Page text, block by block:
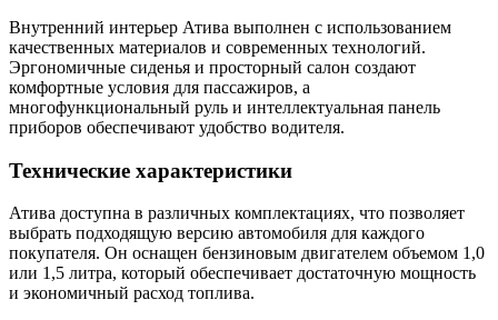
Внутренний интерьер Атива выполнен с использованием
качественных материалов и современных технологий.
Эргономичные сиденья и просторный салон создают
комфортные условия для пассажиров, а
многофункциональный руль и интеллектуальная панель
приборов обеспечивают удобство водителя.
Технические характеристики
Атива доступна в различных комплектациях, что позволяет
выбрать подходящую версию автомобиля для каждого
покупателя. Он оснащен бензиновым двигателем объемом 1,0
или 1,5 литра, который обеспечивает достаточную мощность
и экономичный расход топлива.